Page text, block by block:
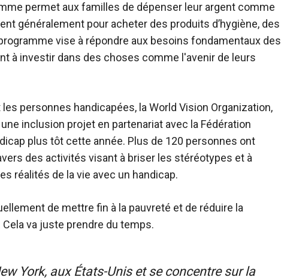
permet aux familles de dépenser leur argent comme
généralement pour acheter des produits d’hygiène, des
vise à répondre aux besoins fondamentaux des
à investir dans des choses comme l'avenir de leurs
personnes handicapées, la World Vision Organization,
inclusion projet en partenariat avec la Fédération
plus tôt cette année. Plus de 120 personnes ont
des activités visant à briser les stéréotypes et à
réalités de la vie avec un handicap.
de mettre fin à la pauvreté et de réduire la
va juste prendre du temps.
York, aux États-Unis et se concentre sur la